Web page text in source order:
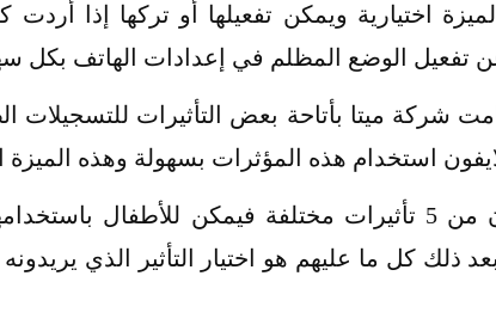
اختيارية ويمكن تفعيلها أو تركها إذا
عن تفعيل الوضع المظلم في إعدادات الهاتف بكل
ميتا بأتاحة بعض التأثيرات للتسجيلات
استخدام هذه المؤثرات بسهولة وهذه الميزة
وهذه التأثيرات ستتكون من 5 تأثيرات مختلفة فيمكن
ذلك كل ما عليهم هو اختيار التأثير الذي